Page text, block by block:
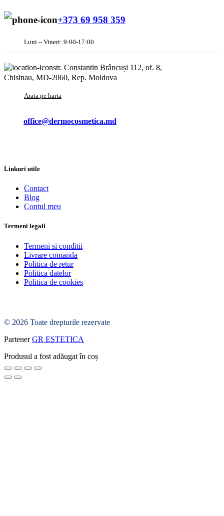
+373 69 958 359
Luni – Vineri: 9:00-17:00
str. Constantin Brâncuși 112, of. 8,
Chisinau, MD-2060, Rep. Moldova
Arata pe harta
office@dermocosmetica.md
Linkuri utile
Contact
Blog
Contul meu
Termeni legali
Termeni si conditii
Livrare comanda
Politica de retur
Politica datelor
Politica de cookies
© 2026 Toate drepturile rezervate
PartenerGR ESTETICA
Produsul a fost adăugat în coș